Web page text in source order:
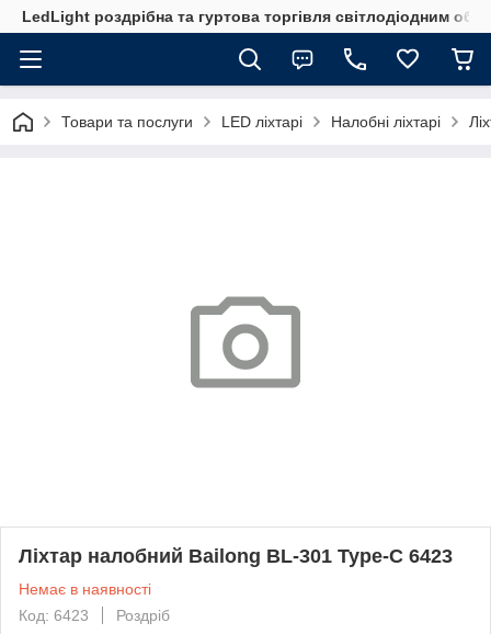
LedLight роздрiбна та гуртова торгiвля свiтлодiодним
Товари та послуги LED ліхтарі Налобні ліхтарі
Ліхтар налобний Bailong BL-301 Type-C 6423
Немає в наявності
Код: 6423
Роздріб